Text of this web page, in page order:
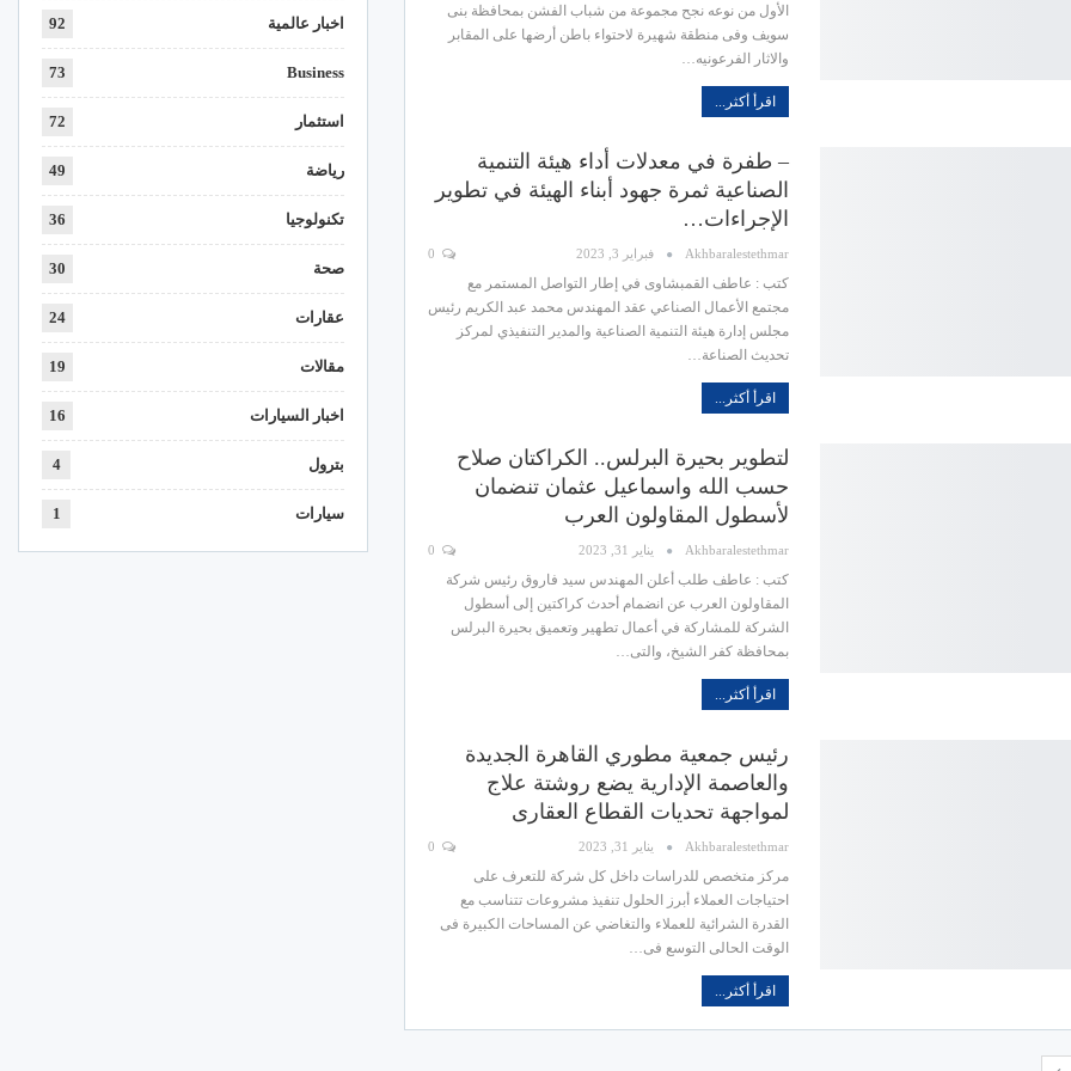
الأول من نوعه نجح مجموعة من شباب الفشن بمحافظة بنى
سويف وفى منطقة شهيرة لاحتواء باطن أرضها على المقابر
والاثار الفرعونيه…
اقرأ أكثر...
– طفرة في معدلات أداء هيئة التنمية
الصناعية ثمرة جهود أبناء الهيئة في تطوير
الإجراءات…
Akhbaralestethmar فبراير 3, 2023
كتب : عاطف القمبشاوى في إطار التواصل المستمر مع
مجتمع الأعمال الصناعي عقد المهندس محمد عبد الكريم رئيس
مجلس إدارة هيئة التنمية الصناعية والمدير التنفيذي لمركز
تحديث الصناعة…
اقرأ أكثر...
لتطوير بحيرة البرلس.. الكراكتان صلاح
حسب الله واسماعيل عثمان تنضمان
لأسطول المقاولون العرب
Akhbaralestethmar يناير 31, 2023
كتب : عاطف طلب أعلن المهندس سيد فاروق رئيس شركة
المقاولون العرب عن انضمام أحدث كراكتين إلى أسطول
الشركة للمشاركة في أعمال تطهير وتعميق بحيرة البرلس
بمحافظة كفر الشيخ، والتى…
اقرأ أكثر...
رئيس جمعية مطوري القاهرة الجديدة
والعاصمة الإدارية يضع روشتة علاج
لمواجهة تحديات القطاع العقارى
Akhbaralestethmar يناير 31, 2023
مركز متخصص للدراسات داخل كل شركة للتعرف على
احتياجات العملاء أبرز الحلول تنفيذ مشروعات تتناسب مع
القدرة الشرائية للعملاء والتغاضي عن المساحات الكبيرة فى
الوقت الحالى التوسع فى…
اقرأ أكثر...
اخبار عالمية 92
Business
73
استثمار 72
رياضة 49
تكنولوجيا 36
صحة 30
عقارات 24
مقالات 19
اخبار السيارات 16
بترول 4
سيارات 1